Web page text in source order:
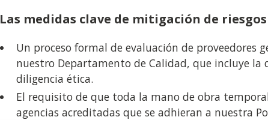
Las medidas clave de mitigación de
Un proceso formal de evaluación de proveedores
nuestro Departamento de Calidad, que incluye la
diligencia ética.
El requisito de que toda la mano de obra
agencias acreditadas que se adhieran a nuestra